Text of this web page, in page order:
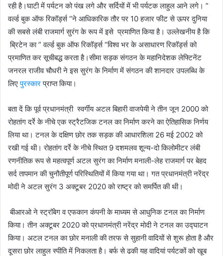
रही है।घाटी में पर्यटन को पंख लगे और सर्दियों में भी पर्यटक लाहुल आने लगे। ”
वर्ल्ड बुक ऑफ रिकॉर्ड्स “ने आधिकारिक तौर पर 10 हजार फीट से ऊपर दुनिया
की सबसे लंबी राजमार्ग सुरंग के रूप में इसे प्रमाणित किया है। उल्लेखनीय है कि
ब्रिटेन का ” वर्ल्ड बुक ऑफ रिकॉर्ड्स “विश्व भर के असाधारण रिकॉर्ड्स को
प्रमाणित कर सूचीबद्ध करता है।सीमा सड़क संगठन के महानिदेशक लेफ्टिनेंट
जनरल राजीव चौधरी ने इस सुरंग के निर्माण में संगठन की शानदार उपलब्धि के
लिएपुरस्कारप्राप्त किया।
बता दें कि पूर्व प्रधानमंत्री स्वर्गीय अटल बिहारी वाजपेयी ने तीन जून 2000 को
रोहतांग दर्रे के नीचे एक स्ट्रैटजिक टनल का निर्माण करने का ऐतिहासिक निर्णय
लिया था। टनल के दक्षिण छोर तक सड़क की आधारशिला 26 मई 2002 को
रखी गई थी। रोहतांग दर्रे के नीचे स्थित 9 दशमलव शून्‍य-दो किलोमीटर लंबी
रणनीतिक रूप से महत्वपूर्ण अटल सुरंग का निर्माण मनाली-लेह राजमार्ग पर बेहद
सर्द तापमान की चुनौतीपूर्ण परिस्थितियों में किया गया था। गत प्रधानमंत्री नरेंद्र
मोदी ने अटल सुरंग 3 अक्टूबर 2020 को राष्ट्र को समर्पित की थी।
बीआरओ ने स्ट्रॉबेग व एफकान कंपनी के माध्यम से आधुनिक टनल का निर्माण
किया। तीन अक्टूबर 2020 को प्रधानमंत्री नरेंद्र मोदी ने टनल का उद्घाटन
किया। अटल टनल का छोर मनाली की तरफ से सुहानी वादियों से शुरू होता है और
दूसरा छोर लाहुल स्‍पीति में निकलता है। बर्फ से ढकी यह वादियां पर्यटकों को खूब